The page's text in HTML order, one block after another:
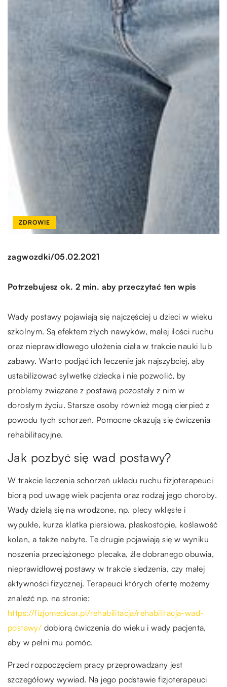
ZDROWIE
zagwozdki/05.02.2021
Potrzebujesz ok. 2 min. aby przeczytać ten wpis
Wady postawy pojawiają się najczęściej u dzieci w wieku
szkolnym. Są efektem złych nawyków, małej ilości ruchu
oraz nieprawidłowego ułożenia ciała w trakcie nauki lub
zabawy. Warto podjąć ich leczenie jak najszybciej, aby
ustabilizować sylwetkę dziecka i nie pozwolić, by
problemy związane z postawą pozostały z nim w
dorosłym życiu. Starsze osoby również mogą cierpieć z
powodu tych schorzeń. Pomocne okazują się ćwiczenia
rehabilitacyjne.
Jak pozbyć się wad postawy?
W trakcie leczenia schorzeń układu ruchu fizjoterapeuci
biorą pod uwagę wiek pacjenta oraz rodzaj jego choroby.
Wady dzielą się na wrodzone, np. plecy wklęsłe i
wypukłe, kurza klatka piersiowa, płaskostopie, koślawość
kolan, a także nabyte. Te drugie pojawiają się w wyniku
noszenia przeciążonego plecaka, źle dobranego obuwia,
nieprawidłowej postawy w trakcie siedzenia, czy małej
aktywności fizycznej. Terapeuci których ofertę możemy
znaleźć np. na stronie:
https://fizjomedicar.pl/rehabilitacja/rehabilitacja-wad-
postawy/ dobiorą ćwiczenia do wieku i wady pacjenta,
aby w pełni mu pomóc.
Przed rozpoczęciem pracy przeprowadzany jest
szczegółowy wywiad. Na jego podstawie fizjoterapeuci